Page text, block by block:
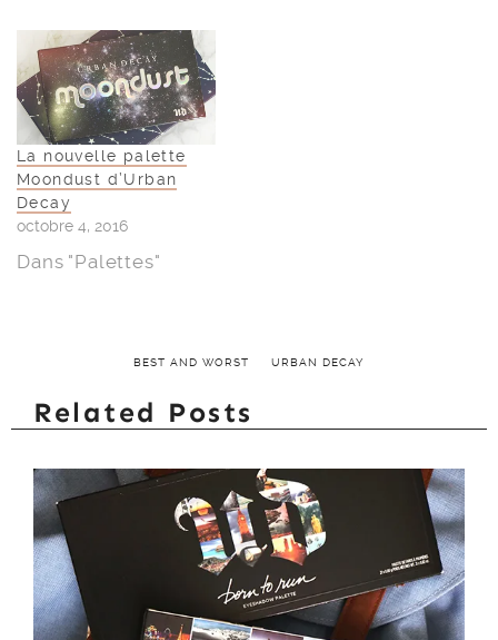
La nouvelle palette
Moondust d’Urban
Decay
octobre 4, 2016
Dans "Palettes"
BEST AND WORST URBAN DECAY
Related Posts